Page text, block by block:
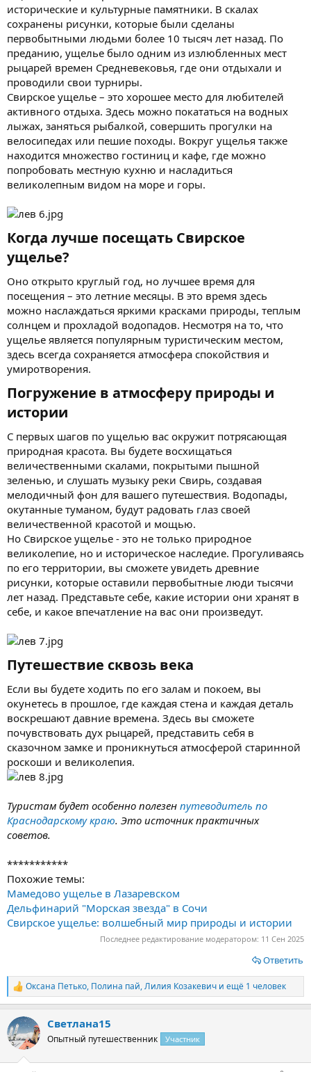
исторические и культурные памятники. В скалах
сохранены рисунки, которые были сделаны
первобытными людьми более 10 тысяч лет назад. По
преданию, ущелье было одним из излюбленных мест
рыцарей времен Средневековья, где они отдыхали и
проводили свои турниры.
Свирское ущелье – это хорошее место для любителей
активного отдыха. Здесь можно покататься на водных
лыжах, заняться рыбалкой, совершить прогулки на
велосипедах или пешие походы. Вокруг ущелья также
находится множество гостиниц и кафе, где можно
попробовать местную кухню и насладиться
великолепным видом на море и горы.
Когда лучше посещать Свирское
ущелье?​
Оно открыто круглый год, но лучшее время для
посещения – это летние месяцы. В это время здесь
можно наслаждаться яркими красками природы, теплым
солнцем и прохладой водопадов. Несмотря на то, что
ущелье является популярным туристическим местом,
здесь всегда сохраняется атмосфера спокойствия и
умиротворения.
Погружение в атмосферу природы и
истории​
С первых шагов по ущелью вас окружит потрясающая
природная красота. Вы будете восхищаться
величественными скалами, покрытыми пышной
зеленью, и слушать музыку реки Свирь, создавая
мелодичный фон для вашего путешествия. Водопады,
окутанные туманом, будут радовать глаз своей
величественной красотой и мощью.
Но Свирское ущелье - это не только природное
великолепие, но и историческое наследие. Прогуливаясь
по его территории, вы сможете увидеть древние
рисунки, которые оставили первобытные люди тысячи
лет назад. Представьте себе, какие истории они хранят в
себе, и какое впечатление на вас они произведут.
Путешествие сквозь века​
Если вы будете ходить по его залам и покоем, вы
окунетесь в прошлое, где каждая стена и каждая деталь
воскрешают давние времена. Здесь вы сможете
почувствовать дух рыцарей, представить себя в
сказочном замке и проникнуться атмосферой старинной
роскоши и великолепия.
Туристам будет особенно полезен путеводитель по
Краснодарскому краю. Это источник практичных
советов.
***********
Похожие темы:
Мамедово ущелье в Лазаревском
Дельфинарий "Морская звезда" в Сочи
Свирское ущелье: волшебный мир природы и истории
Последнее редактирование модератором: 11 Сен 2025
Ответить
Р
е
к
ц
и
Оксана Петько, Полина пай,Лилия Козакевич и ещё 1 человек
Светлана15
Опытный путешественник Участник